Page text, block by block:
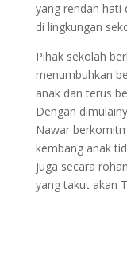
yang rendah hati
di lingkungan
Pihak sekolah
menumbuhkan
anak dan terus
Dengan
Nawar
kembang anak
juga secara
yang takut akan